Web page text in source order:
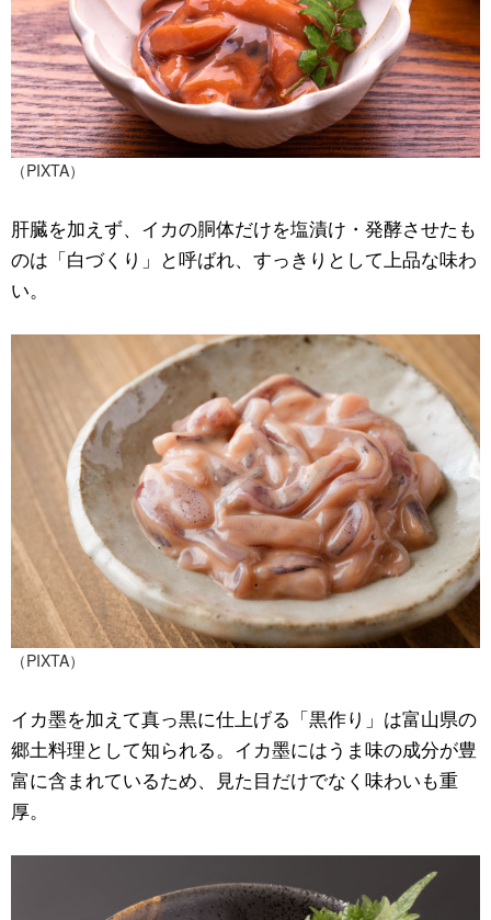
（PIXTA）
肝臓を加えず、イカの胴体だけを塩漬け・発酵させたも
のは「白づくり」と呼ばれ、すっきりとして上品な味わ
い。
（PIXTA）
イカ墨を加えて真っ黒に仕上げる「黒作り」は富山県の
郷土料理として知られる。イカ墨にはうま味の成分が豊
富に含まれているため、見た目だけでなく味わいも重
厚。